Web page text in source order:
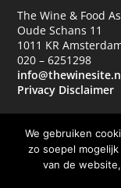
The Wine & Food
Oude Schans 11
1011 KR
020 – 6251298
Privacy Disclaimer
We gebruiken
zo soepel
van de